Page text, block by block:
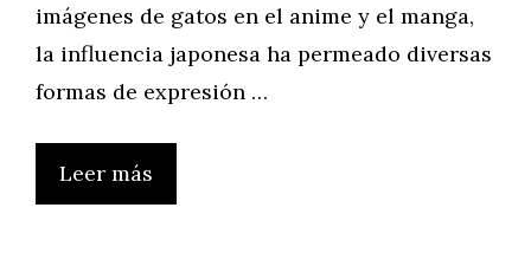
imágenes de gatos en el anime y el manga,
la influencia japonesa ha permeado diversas
formas de expresión …
Leer más